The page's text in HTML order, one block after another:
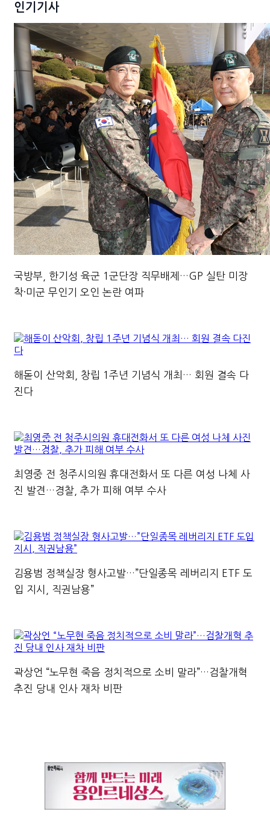
인기기사
국방부, 한기성 육군 1군단장 직무배제…GP 실탄 미장
착·미군 무인기 오인 논란 여파
해돋이 산악회, 창립 1주년 기념식 개최… 회원 결속 다
진다
최영중 전 청주시의원 휴대전화서 또 다른 여성 나체 사
진 발견…경찰, 추가 피해 여부 수사
김용범 정책실장 형사고발…”단일종목 레버리지 ETF 도
입 지시, 직권남용”
곽상언 “노무현 죽음 정치적으로 소비 말라”…검찰개혁
추진 당내 인사 재차 비판